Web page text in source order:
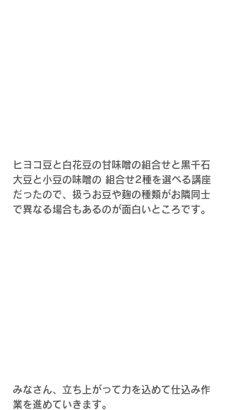
ヒヨコ豆と白花豆の甘味噌の組合せと黒千石
大豆と小豆の味噌の 組合せ2種を選べる講座
だったので、扱うお豆や麹の種類がお隣同士
で異なる場合もあるのが面白いところです。
みなさん、立ち上がって力を込めて仕込み作
業を進めていきます。